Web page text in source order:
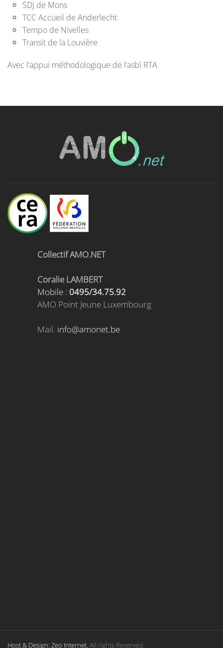
SDJ de Mons
TCC Accueil de Anderlecht
Tempo de Nivelles
Transit de la Louvière
Avec l’appui méthodologique de l’asbl RTA
Collectif AMO.NET
Coralie LAMBERT
Mobile : 0495/34.75.92
AMO Point Jeune Luxembourg
Mail. info@amonet.be
Host & Design: Zeo Internet. All rights Reserved.